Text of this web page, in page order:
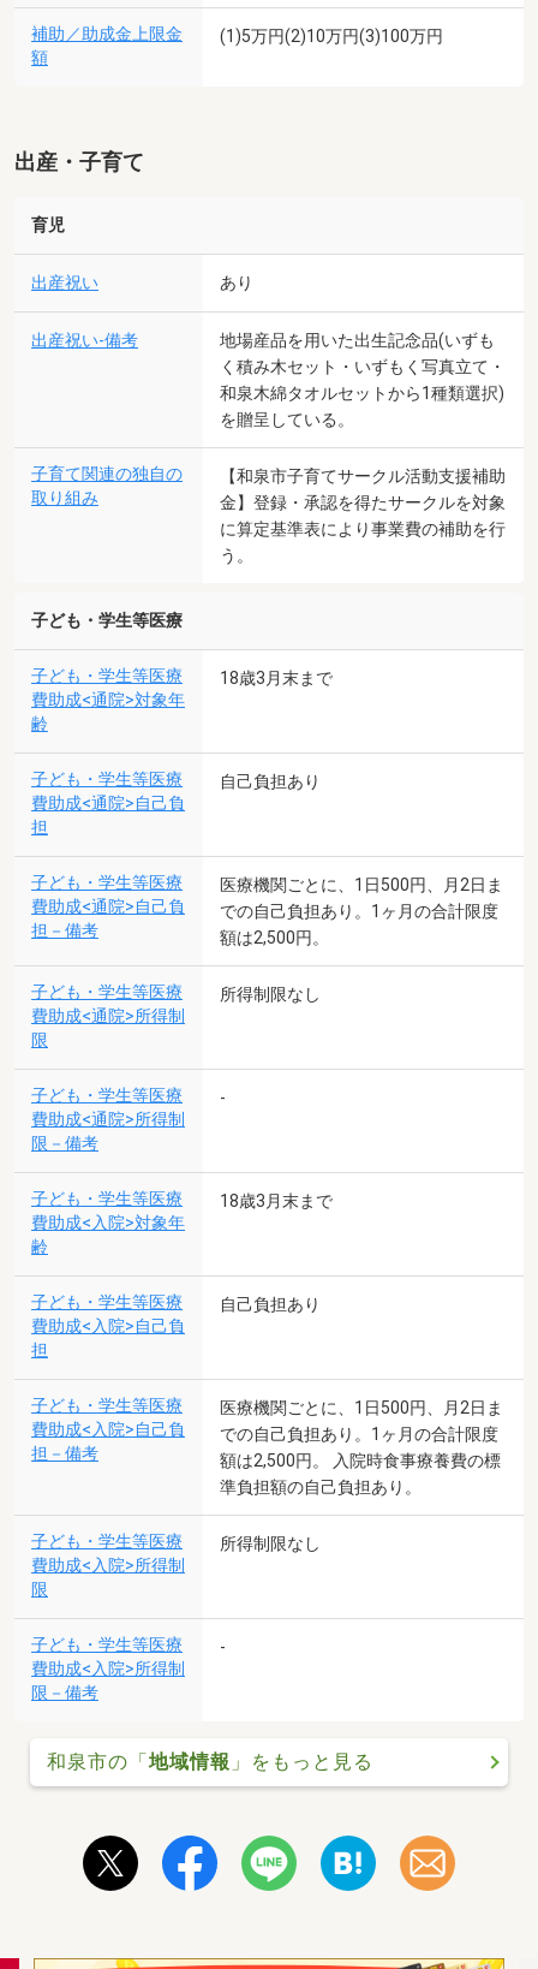
補助／助成金上限金
額
(1)5万円(2)10万円(3)100万円
出産・子育て
育児
出産祝い あり
出産祝い-備考
地場産品を用いた出生記念品(いずも
く積み木セット・いずもく写真立て・
和泉木綿タオルセットから1種類選択)
を贈呈している。
子育て関連の独自の
取り組み
【和泉市子育てサークル活動支援補助
金】登録・承認を得たサークルを対象
に算定基準表により事業費の補助を行
う。
子ども・学生等医療
子ども・学生等医療
費助成<通院>対象年
齢
18歳3月末まで
子ども・学生等医療
費助成<通院>自己負
担
自己負担あり
子ども・学生等医療
費助成<通院>自己負
担－備考
医療機関ごとに、1日500円、月2日ま
での自己負担あり。1ヶ月の合計限度
額は2,500円。
子ども・学生等医療
費助成<通院>所得制
限
所得制限なし
子ども・学生等医療
費助成<通院>所得制
限－備考
-
子ども・学生等医療
費助成<入院>対象年
齢
18歳3月末まで
子ども・学生等医療
費助成<入院>自己負
担
自己負担あり
子ども・学生等医療
費助成<入院>自己負
担－備考
医療機関ごとに、1日500円、月2日ま
での自己負担あり。1ヶ月の合計限度
額は2,500円。 入院時食事療養費の標
準負担額の自己負担あり。
子ども・学生等医療
費助成<入院>所得制
限
所得制限なし
子ども・学生等医療
費助成<入院>所得制
限－備考
-
和泉市の「 地域情報 」をもっと見る